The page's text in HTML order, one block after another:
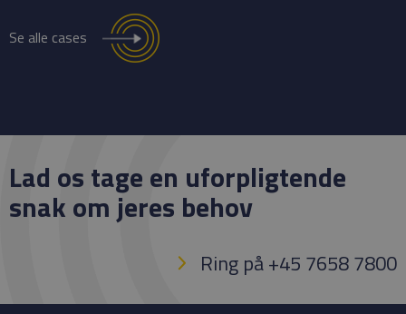
Se alle cases
Lad os tage en uforpligtende
snak om jeres behov
Ring på +45 7658 7800